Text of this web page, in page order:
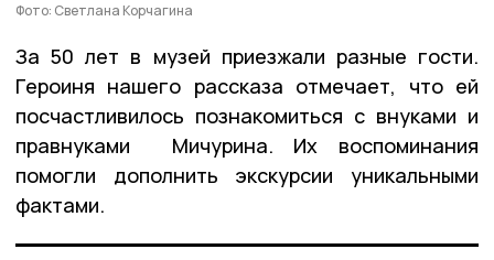
Фото: Светлана Корчагина
За 50 лет в музей приезжали разные гости.
Героиня нашего рассказа отмечает, что ей
посчастливилось познакомиться с внуками и
правнуками Мичурина. Их воспоминания
помогли дополнить экскурсии уникальными
фактами.